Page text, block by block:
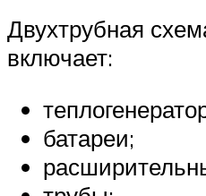
Двухтрубная
включает:
батареи;